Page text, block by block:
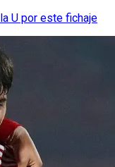
U por este fichaje